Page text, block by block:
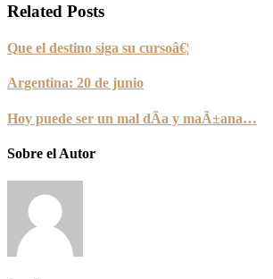
Related Posts
Que el destino siga su cursoâ€¦
Argentina: 20 de junio
Hoy puede ser un mal dÃ­a y maÃ±ana…
Sobre el Autor